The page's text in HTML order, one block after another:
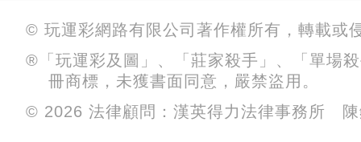
© 玩運彩網路有限公司著作權所有，轉載或
®「玩運彩及圖」、「莊家殺手」、「單場
冊商標，未獲書面同意，嚴禁盜用。
© 2026 法律顧問：漢英得力法律事務所 陳